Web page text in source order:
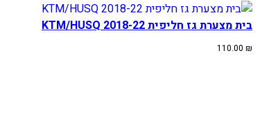
בית מצערת גז חליפית KTM/HUSQ 2018-22
110.00 ₪